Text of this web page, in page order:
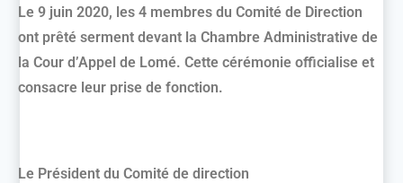
Le 9 juin 2020, les 4 membres du Comité de Direction
ont prêté serment devant la Chambre Administrative de
la Cour d’Appel de Lomé. Cette cérémonie officialise et
consacre leur prise de fonction.
Le Président du Comité de direction